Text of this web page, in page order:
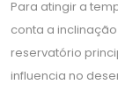
Para atingir a
conta a
reservatório
influencia no